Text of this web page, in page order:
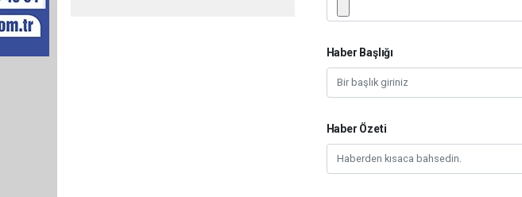
Haber Başlığı
Haber Özeti